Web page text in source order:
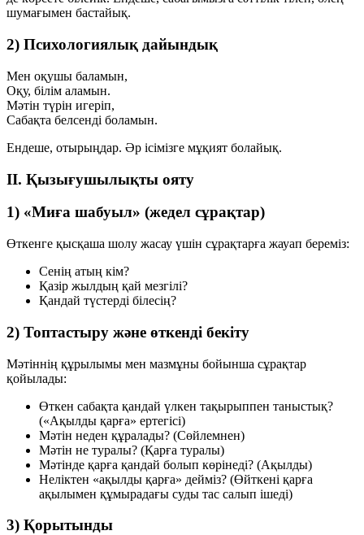
шумағымен бастайық.
2) Психологиялық дайындық
Мен оқушы баламын,
Оқу, білім аламын.
Мәтін түрін игеріп,
Сабақта белсенді боламын.
Ендеше, отырыңдар. Әр ісімізге мұқият болайық.
II. Қызығушылықты ояту
1) «Миға шабуыл» (жедел сұрақтар)
Өткенге қысқаша шолу жасау үшін сұрақтарға жауап береміз:
Сенің атың кім?
Қазір жылдың қай мезгілі?
Қандай түстерді білесің?
2) Топтастыру және өткенді бекіту
Мәтіннің құрылымы мен мазмұны бойынша сұрақтар
қойылады:
Өткен сабақта қандай үлкен тақырыппен таныстық?
(«Ақылды қарға» ертегісі)
Мәтін неден құралады? (Сөйлемнен)
Мәтін не туралы? (Қарға туралы)
Мәтінде қарға қандай болып көрінеді? (Ақылды)
Неліктен «ақылды қарға» дейміз? (Өйткені қарға
ақылымен құмырадағы суды тас салып ішеді)
3) Қорытынды